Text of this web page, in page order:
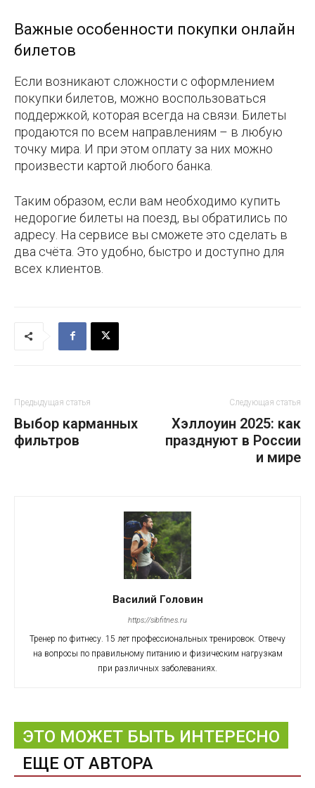
Важные особенности покупки онлайн
билетов
Если возникают сложности с оформлением
покупки билетов, можно воспользоваться
поддержкой, которая всегда на связи. Билеты
продаются по всем направлениям – в любую
точку мира. И при этом оплату за них можно
произвести картой любого банка.
Таким образом, если вам необходимо купить
недорогие билеты на поезд, вы обратились по
адресу. На сервисе вы сможете это сделать в
два счёта. Это удобно, быстро и доступно для
всех клиентов.
Предыдущая статья
Выбор карманных
фильтров
Следующая статья
Хэллоуин 2025: как
празднуют в России
и мире
Василий Головин
https://sibfitnes.ru
Тренер по фитнесу. 15 лет профессиональных тренировок. Отвечу
на вопросы по правильному питанию и физическим нагрузкам
при различных заболеваниях.
ЭТО МОЖЕТ БЫТЬ ИНТЕРЕСНО
ЕЩЕ ОТ АВТОРА